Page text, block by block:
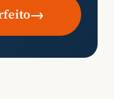
→